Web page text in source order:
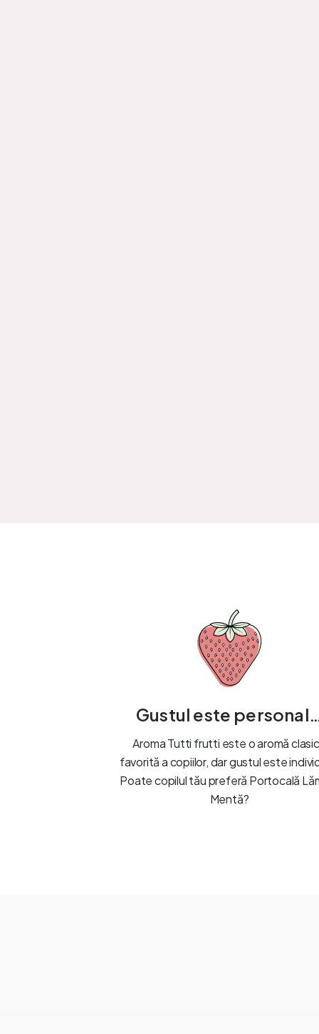
Gustul este
Aroma Tutti frutti este o aromă
favorită a copiilor, dar gustul este
Poate copilul tău preferă Portocală
Mentă?